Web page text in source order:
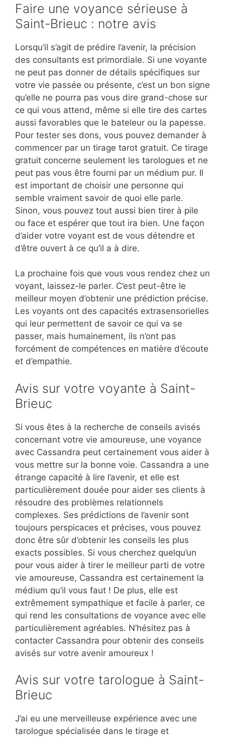
Faire une voyance sérieuse à
Saint-Brieuc : notre avis
Lorsqu’il s’agit de prédire l’avenir, la précision
des consultants est primordiale. Si une voyante
ne peut pas donner de détails spécifiques sur
votre vie passée ou présente, c’est un bon signe
qu’elle ne pourra pas vous dire grand-chose sur
ce qui vous attend, même si elle tire des cartes
aussi favorables que le bateleur ou la papesse.
Pour tester ses dons, vous pouvez demander à
commencer par un tirage tarot gratuit. Ce tirage
gratuit concerne seulement les tarologues et ne
peut pas vous être fourni par un médium pur. Il
est important de choisir une personne qui
semble vraiment savoir de quoi elle parle.
Sinon, vous pouvez tout aussi bien tirer à pile
ou face et espérer que tout ira bien. Une façon
d’aider votre voyant est de vous détendre et
d’être ouvert à ce qu’il a à dire.
La prochaine fois que vous vous rendez chez un
voyant, laissez-le parler. C’est peut-être le
meilleur moyen d’obtenir une prédiction précise.
Les voyants ont des capacités extrasensorielles
qui leur permettent de savoir ce qui va se
passer, mais humainement, ils n’ont pas
forcément de compétences en matière d’écoute
et d’empathie.
Avis sur votre voyante à Saint-
Brieuc
Si vous êtes à la recherche de conseils avisés
concernant votre vie amoureuse, une voyance
avec Cassandra peut certainement vous aider à
vous mettre sur la bonne voie. Cassandra a une
étrange capacité à lire l’avenir, et elle est
particulièrement douée pour aider ses clients à
résoudre des problèmes relationnels
complexes. Ses prédictions de l’avenir sont
toujours perspicaces et précises, vous pouvez
donc être sûr d’obtenir les conseils les plus
exacts possibles. Si vous cherchez quelqu’un
pour vous aider à tirer le meilleur parti de votre
vie amoureuse, Cassandra est certainement la
médium qu’il vous faut ! De plus, elle est
extrêmement sympathique et facile à parler, ce
qui rend les consultations de voyance avec elle
particulièrement agréables. N’hésitez pas à
contacter Cassandra pour obtenir des conseils
avisés sur votre avenir amoureux !
Avis sur votre tarologue à Saint-
Brieuc
J’ai eu une merveilleuse expérience avec une
tarologue spécialisée dans le tirage et